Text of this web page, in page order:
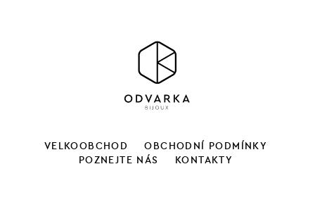
VELKOOBCHOD
OBCHODNÍ PODMÍNKY
POZNEJTE NÁS
KONTAKTY